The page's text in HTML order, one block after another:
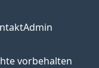
Admin
vorbehalten